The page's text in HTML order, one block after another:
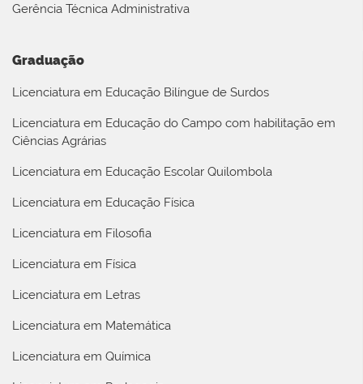
Gerência Técnica Administrativa
Graduação
Licenciatura em Educação Bilíngue de Surdos
Licenciatura em Educação do Campo com habilitação em
Ciências Agrárias
Licenciatura em Educação Escolar Quilombola
Licenciatura em Educação Física
Licenciatura em Filosofia
Licenciatura em Física
Licenciatura em Letras
Licenciatura em Matemática
Licenciatura em Química